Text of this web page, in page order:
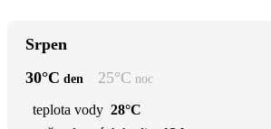
Srpen
30°C den 25°C noc
teplota vody 28°C